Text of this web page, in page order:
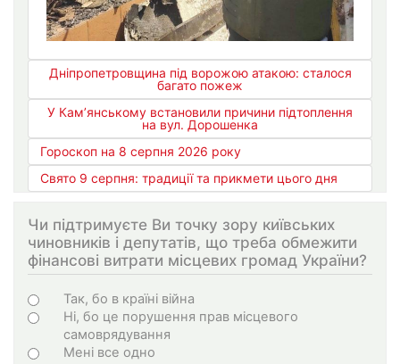
Дніпропетровщина під ворожою атакою: сталося
багато пожеж
У Кам’янському встановили причини підтоплення
на вул. Дорошенка
Гороскоп на 8 серпня 2026 року
Свято 9 серпня: традиції та прикмети цього дня
Чи підтримуєте Ви точку зору київських
чиновників і депутатів, що треба обмежити
фінансові витрати місцевих громад України?
Choices
Так, бо в країні війна
Ні, бо це порушення прав місцевого
самоврядування
Мені все одно